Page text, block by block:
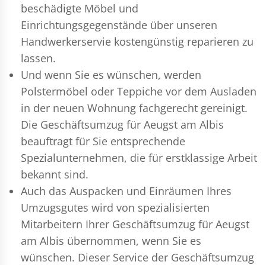
beschädigte Möbel und
Einrichtungsgegenstände über unseren
Handwerkerservie kostengünstig reparieren zu
lassen.
Und wenn Sie es wünschen, werden
Polstermöbel oder Teppiche vor dem Ausladen
in der neuen Wohnung fachgerecht gereinigt.
Die Geschäftsumzug für Aeugst am Albis
beauftragt für Sie entsprechende
Spezialunternehmen, die für erstklassige Arbeit
bekannt sind.
Auch das Auspacken und Einräumen Ihres
Umzugsgutes wird von spezialisierten
Mitarbeitern Ihrer Geschäftsumzug für Aeugst
am Albis übernommen, wenn Sie es
wünschen. Dieser Service der Geschäftsumzug